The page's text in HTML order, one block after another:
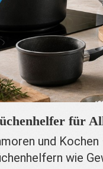
für
und
wie